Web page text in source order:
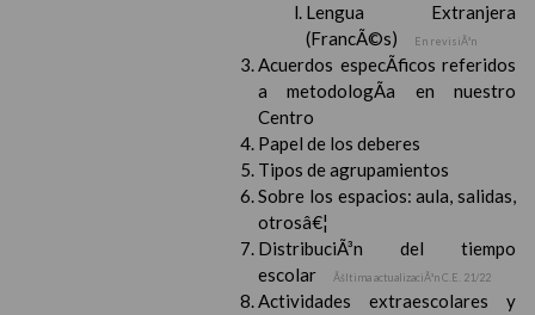
Lengua Extranjera
(FrancÃ©s)
En revisiÃ³n
Acuerdos especÃ­ficos referidos
a metodologÃ­a en nuestro
Centro
Papel de los deberes
Tipos de agrupamientos
Sobre los espacios: aula, salidas,
otrosâ€¦
DistribuciÃ³n del tiempo
escolar
Ãšltima actualizaciÃ³n C.E. 21/22
Actividades extraescolares y